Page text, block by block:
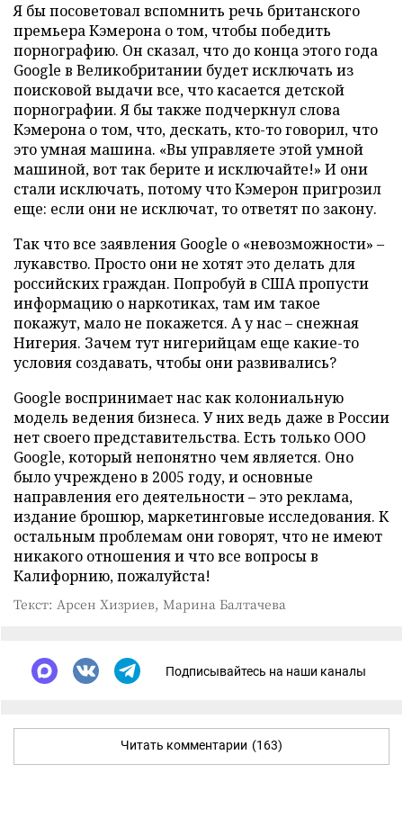
Я бы посоветовал вспомнить речь британского
премьера Кэмерона о том, чтобы победить
порнографию. Он сказал, что до конца этого года
Google в Великобритании будет исключать из
поисковой выдачи все, что касается детской
порнографии. Я бы также подчеркнул слова
Кэмерона о том, что, дескать, кто-то говорил, что
это умная машина. «Вы управляете этой умной
машиной, вот так берите и исключайте!» И они
стали исключать, потому что Кэмерон пригрозил
еще: если они не исключат, то ответят по закону.
Так что все заявления Google о «невозможности» –
лукавство. Просто они не хотят это делать для
российских граждан. Попробуй в США пропусти
информацию о наркотиках, там им такое
покажут, мало не покажется. А у нас – снежная
Нигерия. Зачем тут нигерийцам еще какие-то
условия создавать, чтобы они развивались?
Google воспринимает нас как колониальную
модель ведения бизнеса. У них ведь даже в России
нет своего представительства. Есть только ООО
Google, который непонятно чем является. Оно
было учреждено в 2005 году, и основные
направления его деятельности – это реклама,
издание брошюр, маркетинговые исследования. К
остальным проблемам они говорят, что не имеют
никакого отношения и что все вопросы в
Калифорнию, пожалуйста!
Текст: Арсен Хизриев, Марина Балтачева
Подписывайтесь на наши каналы
Читать комментарии (163)